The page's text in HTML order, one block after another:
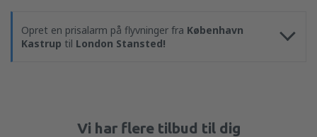
Opret en prisalarm på flyvninger fra København
Kastrup til London Stansted!
Vi har flere tilbud til dig